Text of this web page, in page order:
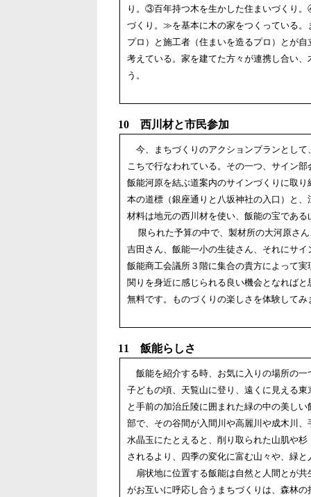
り。③百年持つ木を生かした住まいづくり
づくり。≫を基本に木の家をつくっている
プロ）と施工者（住まいを造るプロ）とが
考えている。家を建てた方々が連携し合い
う。
10 西川材と市民参加
今、まちづくりのアクションプランとし
こちで行なわれている。その一つ、サイン
飯能河原を結ぶ道案内のサインづくりに取
本の道標（銀座通りと八坂神社の入口）と
材料は地元の西川材を使い、飯能の宝であ
限られた予算の中で、製材所の大河原さ
吉田さん、飯能一小の生徒さん、それにサ
飯能商工会議所３階に集合の貴方によって
関りを身近に感じられる良い機会となれば
無料です。ものづくりの楽しさを体験して
11 飯能らしさ
飯能を紹介する時、お気に入りの場所の
子どもの頃、天覧山に登り、遠くに見える
と手前の加治丘陵に囲まれた緑の中の美し
部で、その谷間が入間川や高麗川や成木川
水晶玉にたとえると、削り取られた山肌や
されるより、四季の変化に富む山々や、緑
扇状地に位置する飯能は自然と人間とが
がお互いに呼応し合うまちづくりは、森林